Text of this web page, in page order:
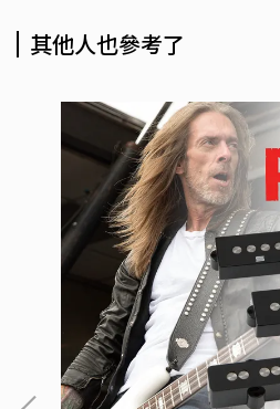
其他人也參考了